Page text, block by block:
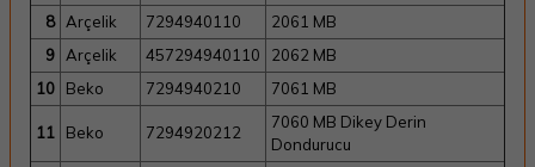
8 Arçelik 7294940110
2061 MB
9 Arçelik 457294940110
2062 MB
10
Beko 7294940210 7061 MB
11 Beko 7294920212
7060 MB Dikey Derin
Dondurucu